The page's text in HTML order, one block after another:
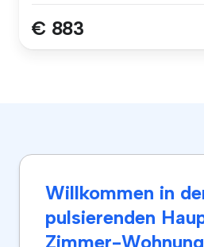
€ 883
Willkommen in
pulsierenden
Zimmer-